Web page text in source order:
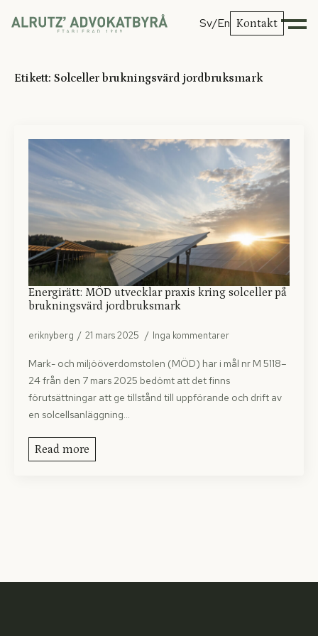
Sv/En Kontakt
Etikett: Solceller brukningsvärd jordbruksmark
Energirätt: MÖD utvecklar praxis kring solceller på
brukningsvärd jordbruksmark
eriknyberg 21 mars 2025 Inga kommentarer
Mark- och miljööverdomstolen (MÖD) har i mål nr M 5118–
24 från den 7 mars 2025 bedömt att det finns
förutsättningar att ge tillstånd till uppförande och drift av
en solcellsanläggning…
Read more